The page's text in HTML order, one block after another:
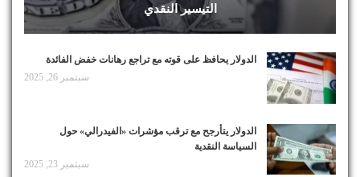
التيسير النقدي
الدولار يحافظ على قوته مع تراجع رهانات خفض الفائدة
سبتمبر 26, 2025
الدولار يتأرجح مع ترقب مؤشرات «الفيدرالي» حول
السياسة النقدية
سبتمبر 23, 2025